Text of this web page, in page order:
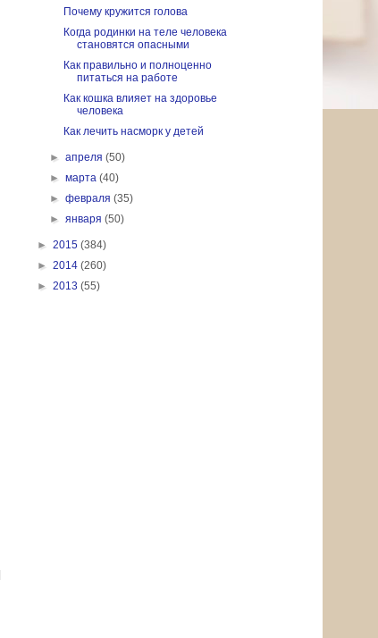
Почему кружится голова
Когда родинки на теле человека
становятся опасными
Как правильно и полноценно
питаться на работе
Как кошка влияет на здоровье
человека
Как лечить насморк у детей
►апреля(50)
►марта(40)
►февраля(35)
►января(50)
► 2015 (384)
► 2014 (260)
► 2013 (55)